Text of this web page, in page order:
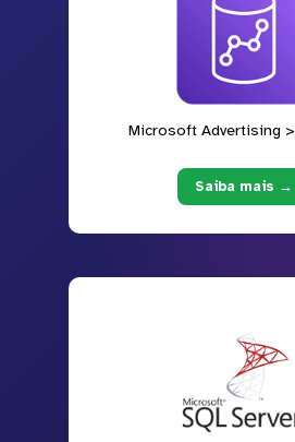
Microsoft Advertising
Saiba mais →